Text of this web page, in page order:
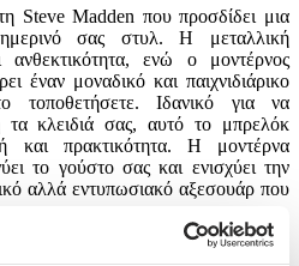
Steve Madden που προσδίδει μια
σας στυλ. Η μεταλλική
ανθεκτικότητα, ενώ ο μοντέρνος
έναν μοναδικό και παιχνιδιάρικο
Ιδανικό για να
τα κλειδιά σας, αυτό το μπρελόκ
και πρακτικότητα. Η μοντέρνα
το γούστο σας και ενισχύει την
αλλά εντυπωσιακό αξεσουάρ που